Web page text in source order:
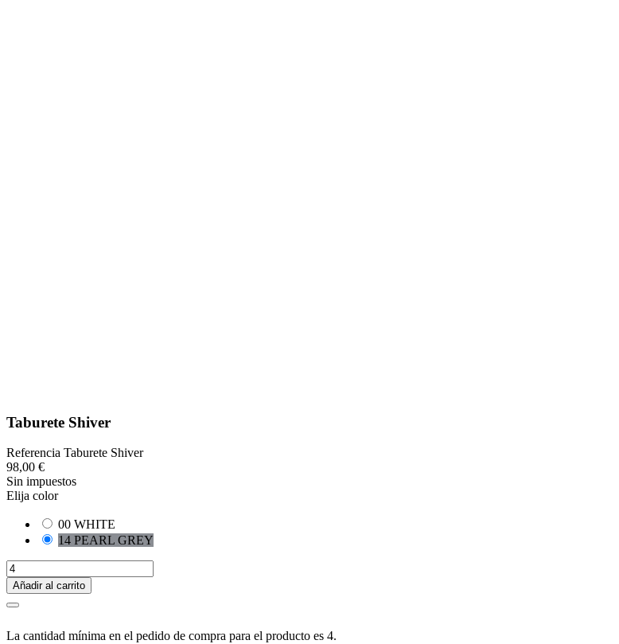
Taburete Shiver
Referencia Taburete Shiver
98,00 €
Sin impuestos
Elija color
00 WHITE
14 PEARL GREY
Añadir al carrito
La cantidad mínima en el pedido de compra para el producto es 4.